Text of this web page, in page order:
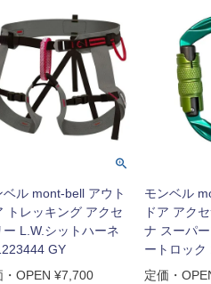
ベル mont-bell アウト
トレッキング アクセ
ー L.W.シットハーネ
GY
・OPEN ¥7,700
モンベル
ドア アク
ナ スーパ
ートロック
定価・